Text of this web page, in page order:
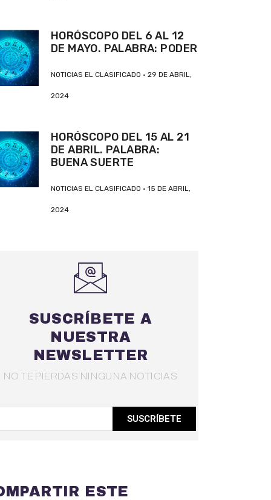
HORÓSCOPO DEL 6 AL 12
DE MAYO. PALABRA: PODER
NOTICIAS EL CLASIFICADO 29 DE ABRIL,
2024
HORÓSCOPO DEL 15 AL 21
DE ABRIL. PALABRA:
BUENA SUERTE
NOTICIAS EL CLASIFICADO 15 DE ABRIL,
2024
SUSCRÍBETE A
NUESTRA
NEWSLETTER
NO TE PIERDAS NINGUNA NOTICIAS
SUSCRÍBETE
ESTE